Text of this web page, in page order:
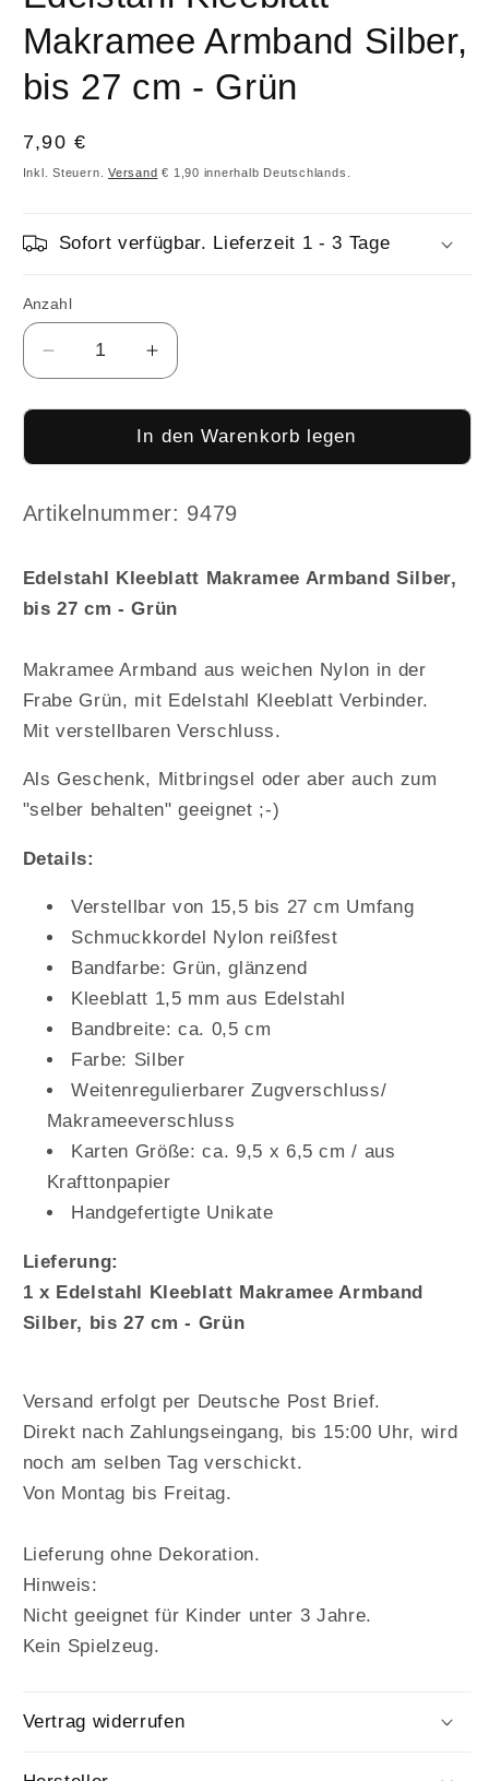
Makramee Armband Silber,
bis 27 cm - Grün
Normaler
Preis
7,90 €
Inkl. Steuern.Versand € 1,90 innerhalb Deutschlands.
Sofort verfügbar. Lieferzeit 1 - 3 Tage
Anzahl
Anzahl
Verringere
die
Menge
Edelstahl
Makramee
bis
27
-
Erhöhe
die
Menge
für
Edelstahl
Makramee
bis
27
-
In den Warenkorb legen
Arktikelnummer:
Artikelnummer: 9479
Edelstahl Kleeblatt Makramee Armband Silber,
bis 27 cm - Grün
Makramee Armband aus weichen Nylon in der
Frabe Grün, mit Edelstahl Kleeblatt Verbinder.
Mit verstellbaren Verschluss.
Als Geschenk, Mitbringsel oder aber auch zum
"selber behalten" geeignet ;-)
Details:
Verstellbar von 15,5 bis 27 cm Umfang
Schmuckkordel Nylon reißfest
Bandfarbe: Grün, glänzend
Kleeblatt 1,5 mm aus Edelstahl
Bandbreite: ca. 0,5 cm
Farbe: Silber
Weitenregulierbarer Zugverschluss/
Makrameeverschluss
Karten Größe: ca. 9,5 x 6,5 cm / aus
Krafttonpapier
Handgefertigte Unikate
Lieferung:
1 x Edelstahl Kleeblatt Makramee Armband
Silber, bis 27 cm - Grün
Versand erfolgt per Deutsche Post Brief.
Direkt nach Zahlungseingang, bis 15:00 Uhr, wird
noch am selben Tag verschickt.
Von Montag bis Freitag.
Lieferung ohne Dekoration.
Hinweis:
Nicht geeignet für Kinder unter 3 Jahre.
Kein Spielzeug.
Vertrag widerrufen